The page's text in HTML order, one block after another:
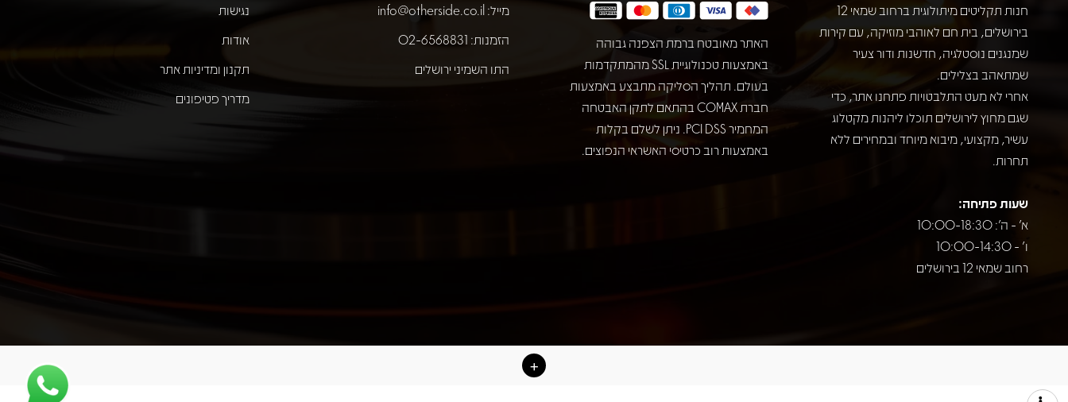
חנות תקליטים מיתולוגית ברחוב שמאי 12
בירושלים, בית חם לאוהבי מוזיקה, עם קירות
שמנגנים נוסטלגיה, חדשנות ודור צעיר
שמתאהב בצלילים.
אחרי לא מעט התלבטויות פתחנו אתר, כדי
שגם מחוץ לירושלים תוכלו ליהנות מקטלוג
עשיר, מקצועי, מיבוא מיוחד ובמחירים ללא
תחרות.
שעות פתיחה:
א' - ה': 10:00-18:30
ו' - 10:00-14:30
רחוב שמאי 12 בירושלים
האתר מאובטח ברמת הצפנה גבוהה
באמצעות טכנולוגיית SSL מהמתקדמות
בעולם. תהליך הסליקה מתבצע באמצעות
חברת COMAX בהתאם לתקן האבטחה
המחמיר PCI DSS. ניתן לשלם בקלות
באמצעות רוב כרטיסי האשראי הנפוצים.
מייל: info@otherside.co.il
הזמנות: 02-6568831
התו השמיני ירושלים
נגישות
אודות
תקנון ומדיניות אתר
מדריך פטיפונים